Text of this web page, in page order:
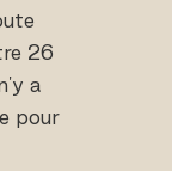
26
a
pour